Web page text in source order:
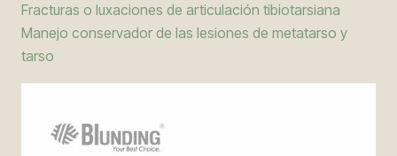
Fracturas o luxaciones de articulación tibiotarsiana
Manejo conservador de las lesiones de metatarso y
tarso